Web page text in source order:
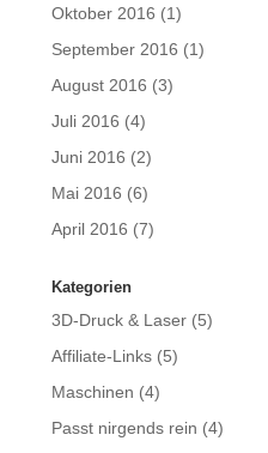
Oktober 2016 (1)
September 2016 (1)
August 2016 (3)
Juli 2016 (4)
Juni 2016 (2)
Mai 2016 (6)
April 2016 (7)
Kategorien
3D-Druck & Laser(5)
Affiliate-Links(5)
Maschinen (4)
Passt nirgends rein (4)